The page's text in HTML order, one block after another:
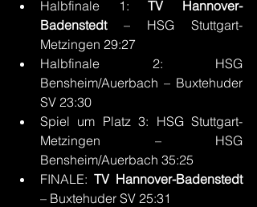
Halbfinale 1: TV Hannover-
Badenstedt – HSG Stuttgart-
Metzingen 29:27
Halbfinale 2: HSG
Bensheim/Auerbach – Buxtehuder
SV 23:30
Spiel um Platz 3: HSG Stuttgart-
Metzingen – HSG
Bensheim/Auerbach 35:25
FINALE: TV Hannover-Badenstedt
– Buxtehuder SV 25:31